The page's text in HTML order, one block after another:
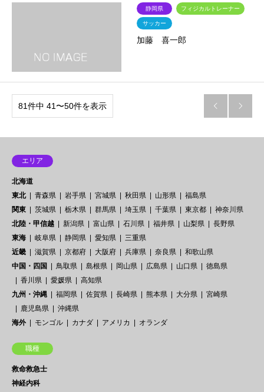
静岡県 フィジカルトレーナー
サッカー
加藤 喜一郎
81件中 41〜50件を表示  
エリア
北海道
東北
青森県 岩手県 宮城県 秋田県 山形県
福島県
関東
茨城県 栃木県 群馬県 埼玉県 千葉県 東京都
神奈川県
北陸・甲信越
新潟県 富山県 石川県 福井県 山梨県
長野県
東海
岐阜県 静岡県 愛知県
三重県
近畿
滋賀県 京都府 大阪府 兵庫県 奈良県
和歌山県
中国・四国
鳥取県 島根県 岡山県 広島県 山口県
徳島県
香川県
愛媛県
高知県
九州・沖縄
福岡県 佐賀県 長崎県 熊本県 大分県
宮崎県
鹿児島県
沖縄県
海外
モンゴル カナダ アメリカ オランダ
職種
救命救急士
神経内科